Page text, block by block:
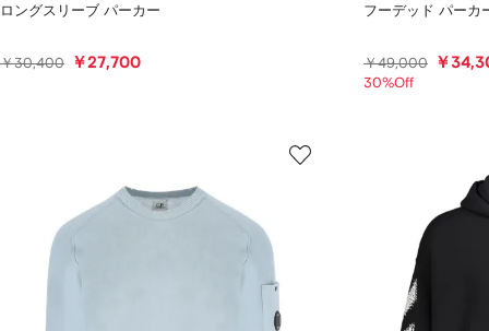
ロングスリーブ パーカー
￥30,400 ￥27,700
フーデッド パーカ
￥49,000 ￥
30%Off